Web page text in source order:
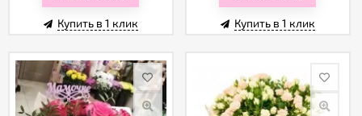
Купить в 1 клик Купить в 1 клик